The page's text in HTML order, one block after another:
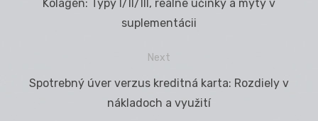
Previous
Kolagén: Typy I/II/III, reálne účinky a mýty v
suplementácii
Next
Next
Spotrebný úver verzus kreditná karta: Rozdiely v
nákladoch a využití